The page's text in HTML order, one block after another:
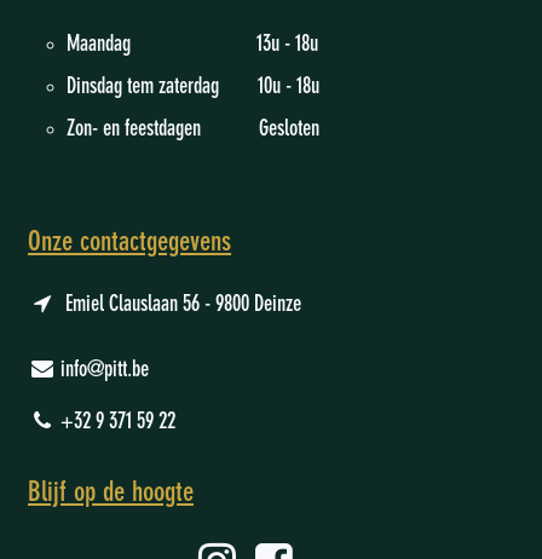
Maandag 13u - 18u
Dinsdag tem zaterdag 10u - 18u
Zon- en feestdagen Gesloten
Onze contactgegevens
Emiel Clauslaan 56 - 9800 Deinze
info@pitt.be
+32 9 371 59 22
Blijf op de hoogte